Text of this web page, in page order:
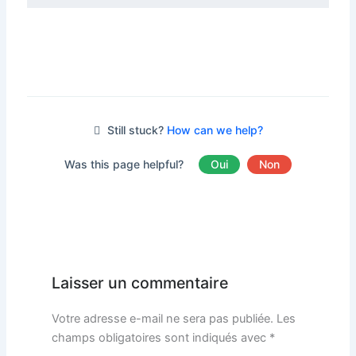
Still stuck? How can we help?
Was this page helpful? Oui Non
Laisser un commentaire
Votre adresse e-mail ne sera pas publiée. Les
champs obligatoires sont indiqués avec *